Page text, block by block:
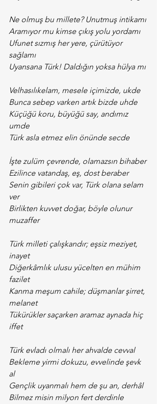
Ne olmuş bu millete? Unutmuş intikamı
Aramıyor mu kimse çıkış yolu yordamı
Ufunet sızmış her yere, çürütüyor
sağlamı
Uyansana Türk! Daldığın yoksa hülya mı
Velhasılıkelam, mesele içimizde, ukde
Bunca sebep varken artık bizde uhde
Küçüğü koru, büyüğü say, andımız
umde
Türk asla etmez elin önünde secde
İşte zulüm çevrende, olamazsın bihaber
Ezilince vatandaş, eş, dost beraber
Senin gibileri çok var, Türk olana selam
ver
Birlikten kuvvet doğar, böyle olunur
muzaffer
Türk milleti çalışkandır; eşsiz meziyet,
inayet
Diğerkâmlık ulusu yücelten en mühim
fazilet
Kanma meşum cahile; düşmanlar şirret,
melanet
Tükürükler saçarken aramaz aynada hiç
iffet
Türk evladı olmalı her ahvalde cevval
Bekleme yirmi dokuzu, evvelinde şevk
al
Gençlik uyanmalı hem de şu an, derhâl
Bilmez misin milyon fert derdinle